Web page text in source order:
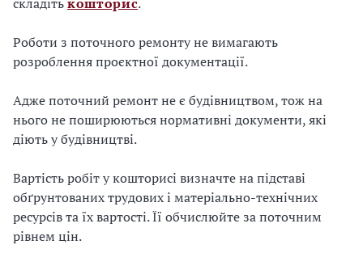
Роботи з поточного ремонту не вимагають
розроблення проєктної документації.
Адже поточний ремонт не є будівництвом, тож на
нього не поширюються нормативні документи, які
діють у будівництві.
Вартість робіт у кошторисі визначте на підставі
обґрунтованих трудових і матеріально-технічних
ресурсів та їх вартості. Її обчислюйте за поточним
рівнем цін.